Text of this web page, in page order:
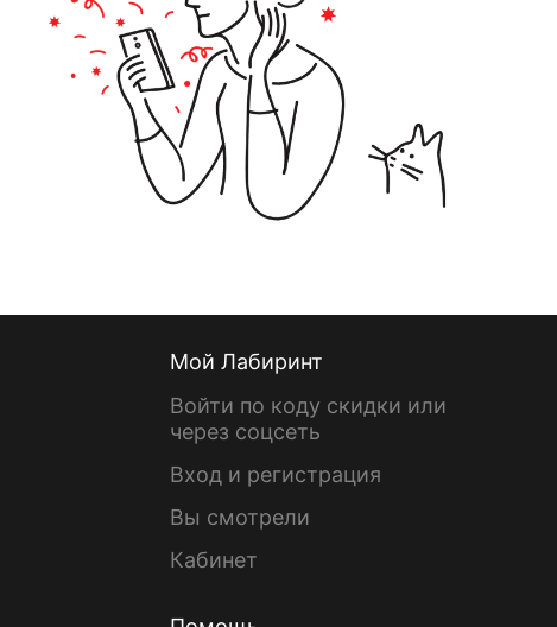
Мой Лабиринт
Войти по коду скидки или
через соцсеть
Вход и регистрация
Вы смотрели
Кабинет